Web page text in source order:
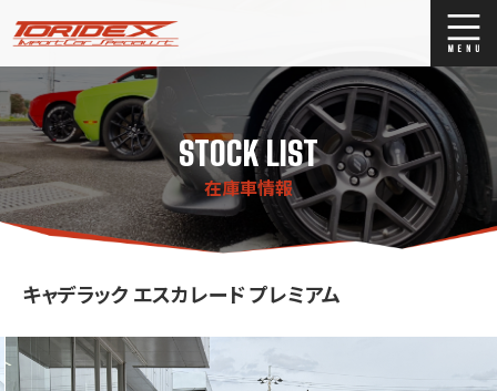
ブログ
Stock list
ストックリスト
買取
STOCK LIST
在庫車情報
キャデラック エスカレード プレミアム